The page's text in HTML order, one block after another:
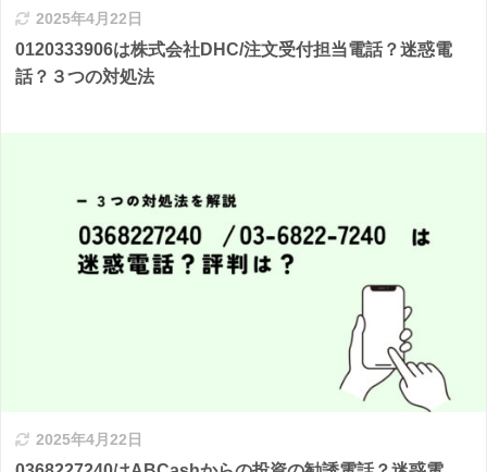
2025年4月22日
0120333906は株式会社DHC/注文受付担当電話？迷惑電
話？３つの対処法
2025年4月22日